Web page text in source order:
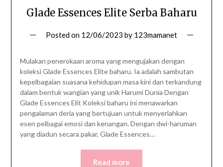
Glade Essences Elite Serba Baharu
Posted on 12/06/2023 by 123mamanet
Mulakan penerokaan aroma yang mengujakan dengan
koleksi Glade Essences Elite baharu. Ia adalah sambutan
kepelbagaian suasana kehidupan masa kini dan terkandung
dalam bentuk wangian yang unik Harumi Dunia Dengan
Glade Essences Elit Koleksi baharu ini menawarkan
pengalaman deria yang bertujuan untuk menyerlahkan
esen pelbagai emosi dan kenangan. Dengan dwi-haruman
yang diadun secara pakar, Glade Essences…
Read more